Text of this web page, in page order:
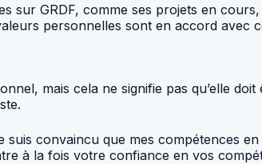
sur GRDF, comme ses projets en
personnelles sont en accord avec
mais cela ne signifie pas qu’elle
convaincu que mes compétences
à la fois votre confiance en vos